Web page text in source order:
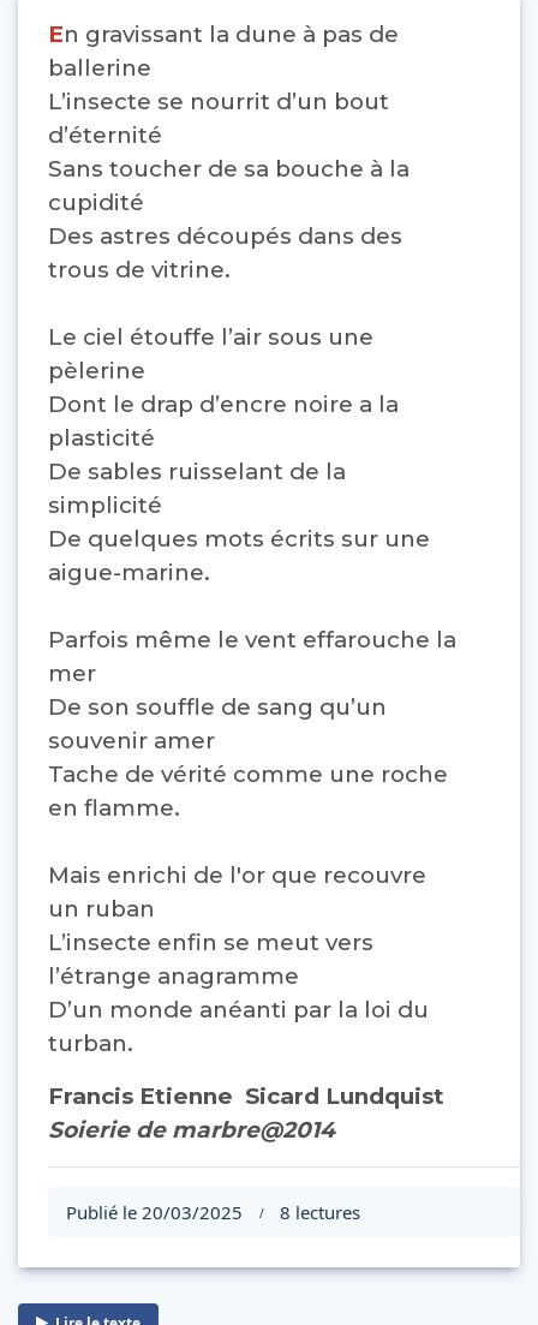
En gravissant la dune à pas de
ballerine
L’insecte se nourrit d’un bout
d’éternité
Sans toucher de sa bouche à la
cupidité
Des astres découpés dans des
trous de vitrine.
Le ciel étouffe l’air sous une
pèlerine
Dont le drap d’encre noire a la
plasticité
De sables ruisselant de la
simplicité
De quelques mots écrits sur une
aigue-marine.
Parfois même le vent effarouche la
mer
De son souffle de sang qu’un
souvenir amer
Tache de vérité comme une roche
en flamme.
Mais enrichi de l'or que recouvre
un ruban
L’insecte enfin se meut vers
l’étrange anagramme
D’un monde anéanti par la loi du
turban.
Francis Etienne Sicard Lundquist
Soierie de marbre@2014
Publié le 20/03/2025 / 8 lectures